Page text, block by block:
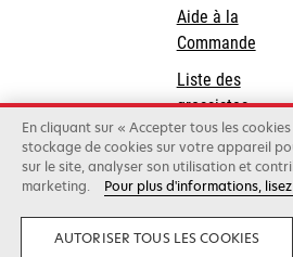
Aide à la
Commande
Liste des
grossistes
Lexmark International, Inc.,
©2026 Tous droits réservés.
confidentialité
Annuler le
En cliquant sur « Accepter tous les
stockage de cookies sur votre appareil
sur le site, analyser son utilisation et
marketing.
Pour plus d'informations,
AUTORISER TOUS LES COOKIES